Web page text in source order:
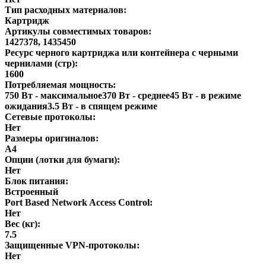
Тип расходных материалов:
Картридж
Артикулы совместимых товаров:
1427378, 1435450
Ресурс черного картриджа или контейнера с черными
чернилами (стр):
1600
Потребляемая мощность:
750 Вт - максимальное370 Вт - среднее45 Вт - в режиме
ожидания3.5 Вт - в спящем режиме
Сетевые протоколы:
Нет
Размеры оригиналов:
А4
Опции (лотки для бумаги):
Нет
Блок питания:
Встроенный
Port Based Network Access Control:
Нет
Вес (кг):
7.5
Защищенные VPN-протоколы:
Нет